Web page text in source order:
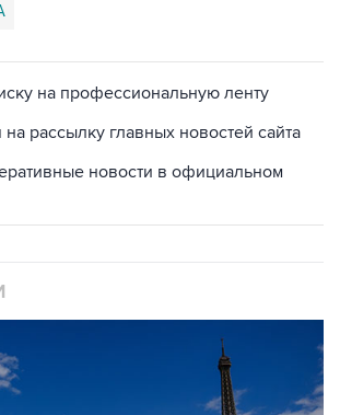
на профессиональную ленту
на рассылку главных новостей сайта
новости в официальном